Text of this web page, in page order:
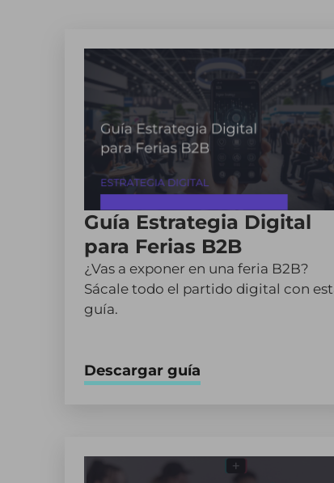
Guía Estrategia Digital
para Ferias B2B
¿Vas a exponer en una feria B2B?
Sácale todo el partido digital con
guía.
Descargar guía